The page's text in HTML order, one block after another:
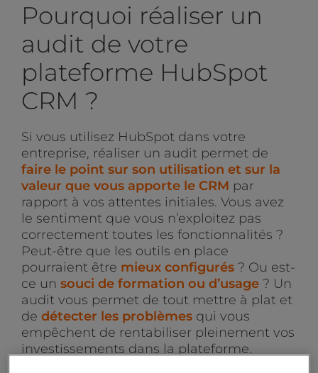
Pourquoi réaliser un
audit de votre
plateforme HubSpot
CRM ?
Si vous utilisez HubSpot dans votre
entreprise, réaliser un audit permet de
faire le point sur son utilisation et sur la
valeur que vous apporte le CRM par
rapport à vos attentes initiales. Vous avez
le sentiment que vous n’exploitez pas
correctement toutes les fonctionnalités ?
Peut-être que les outils en place
pourraient être mieux configurés? Ou est-
ce un souci de formation ou d’usage? Un
audit vous permet de tout mettre à plat et
de détecter les problèmesqui vous
empêchent de rentabiliser pleinement vos
investissements dans la plateforme.